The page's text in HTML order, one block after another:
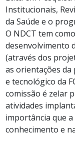
Institucionais,
da Saúde e o
O NDCT tem
desenvolvimento
(através dos
as orientações
e tecnológico da
comissão é zelar
atividades
importância que
conhecimento e